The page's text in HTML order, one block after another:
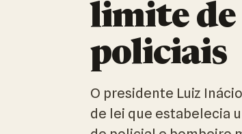
limite de
policiais
O presidente Luiz
de lei que estabelecia